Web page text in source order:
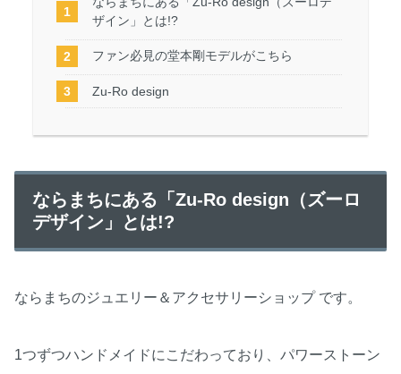
ザイン」とは!?
ファン必見の堂本剛モデルがこちら
Zu-Ro design
ならまちにある「Zu-Ro design（ズーロ
デザイン」とは!?
ならまちのジュエリー＆アクセサリーショップ です。
1つずつハンドメイドにこだわっており、パワーストーン